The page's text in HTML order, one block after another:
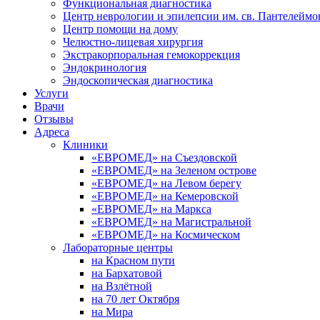
Функциональная диагностика
Центр неврологии и эпилепсии им. св.
Центр помощи на дому
Челюстно-лицевая хирургия
Экстракорпоральная гемокоррекция
Эндокринология
Эндоскопическая диагностика
Услуги
Врачи
Отзывы
Адреса
Клиники
«ЕВРОМЕД» на Съездовской
«ЕВРОМЕД» на Зеленом острове
«ЕВРОМЕД» на Левом берегу
«ЕВРОМЕД» на Кемеровской
«ЕВРОМЕД» на Маркса
«ЕВРОМЕД» на Магистральной
«ЕВРОМЕД» на Космическом
Лабораторные центры
на Красном пути
на Бархатовой
на Взлётной
на 70 лет Октября
на Мира